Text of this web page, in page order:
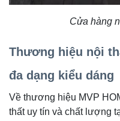
Cửa hàng
Thương hiệu nội
đa dạng kiểu dáng
Về thương hiệu MVP
thất uy tín và chất lượng